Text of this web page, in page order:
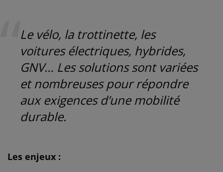
Le vélo, la trottinette, les
voitures électriques, hybrides,
GNV… Les solutions sont variées
et nombreuses pour répondre
aux exigences d’une mobilité
durable.
Les enjeux :